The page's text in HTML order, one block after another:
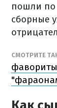
пошли по
сборные
СМОТРИТЕ